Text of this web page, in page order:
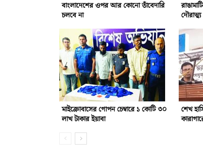
বাংলাদেশের ওপর আর কোনো তাঁবেদারি
চলবে না
দৌরাত্ম্য
মাইক্রোবাসের গোপন চেম্বারে ১ কোটি ৩০
লাখ টাকার ইয়াবা
শেখ